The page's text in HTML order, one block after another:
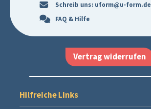
Schreib uns: uform@u-form.de
FAQ & Hilfe
Vertrag widerrufen
Hilfreiche Links